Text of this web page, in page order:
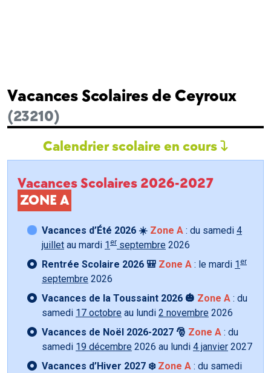
Vacances Scolaires de Ceyroux
(23210)
Calendrier scolaire en cours
Vacances Scolaires 2026-2027
ZONE A
Vacances d’Été 2026 ☀️ Zone A : du samedi 4
juillet au mardi 1 er septembre 2026
Rentrée Scolaire 2026 🎒 Zone A : le mardi 1 er
septembre 2026
Vacances de la Toussaint 2026 🎃 Zone A : du
samedi 17 octobre au lundi 2 novembre 2026
Vacances de Noël 2026-2027 🎅 Zone A : du
samedi 19 décembre 2026 au lundi 4 janvier 2027
Vacances d’Hiver 2027 ❄️ Zone A : du samedi